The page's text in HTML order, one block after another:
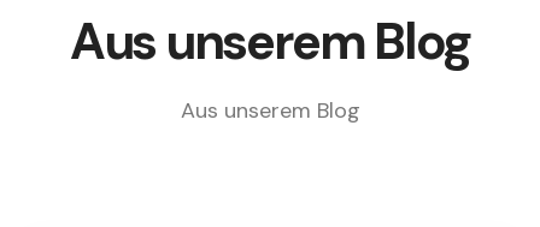
Aus unserem Blog
Aus unserem Blog